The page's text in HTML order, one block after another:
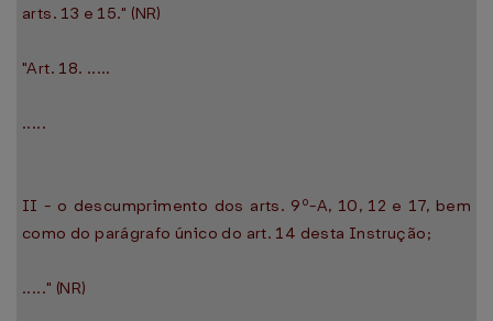
arts. 13 e 15." (NR)
"Art. 18. .....
.....
II - o descumprimento dos arts. 9º-A, 10, 12 e 17, bem
como do parágrafo único do art. 14 desta Instrução;
....." (NR)